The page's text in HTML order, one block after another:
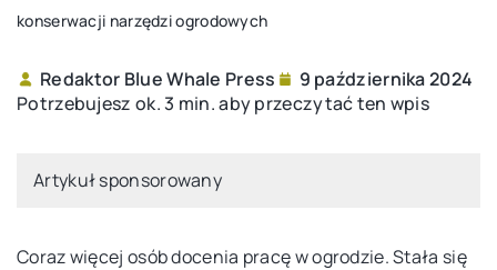
konserwacji narzędzi ogrodowych
Redaktor Blue Whale Press
9 października 2024
Potrzebujesz ok. 3 min. aby przeczytać ten wpis
Artykuł sponsorowany
Coraz więcej osób docenia pracę w ogrodzie. Stała się